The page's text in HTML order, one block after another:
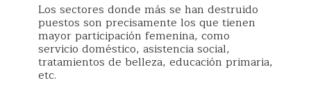
Los sectores donde más se han destruido
puestos son precisamente los que tienen
mayor participación femenina, como
servicio doméstico, asistencia social,
tratamientos de belleza, educación primaria,
etc.